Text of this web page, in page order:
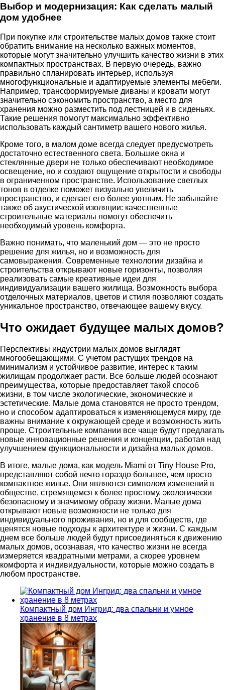
Выбор и модернизация: Как сделать малый
дом удобнее
При покупке или строительстве малых домов также стоит
обратить внимание на несколько важных моментов,
которые могут значительно улучшить качество жизни в этих
компактных пространствах. В первую очередь, важно
правильно спланировать интерьер, используя
многофункциональные и адаптируемые элементы мебели.
Например, трансформируемые диваны и кровати могут
значительно сэкономить пространство, а место для
хранения можно разместить под лестницей и в сиденьях.
Такие решения помогут максимально эффективно
использовать каждый сантиметр вашего нового жилья.
Кроме того, в малом доме всегда следует предусмотреть
достаточно естественного света. Большие окна и
стеклянные двери не только обеспечивают необходимое
освещение, но и создают ощущение открытости и свободы
в ограниченном пространстве. Использование светлых
тонов в отделке поможет визуально увеличить
пространство, и сделает его более уютным. Не забывайте
также об акустической изоляции: качественные
строительные материалы помогут обеспечить
необходимый уровень комфорта.
Важно понимать, что маленький дом — это не просто
решение для жилья, но и возможность для
самовыражения. Современные технологии дизайна и
строительства открывают новые горизонты, позволяя
реализовать самые креативные идеи для
индивидуализации вашего жилища. Возможность выбора
отделочных материалов, цветов и стиля позволяют создать
уникальное пространство, отвечающее вашему вкусу.
Что ожидает будущее малых домов?
Перспективы индустрии малых домов выглядят
многообещающими. С учетом растущих трендов на
минимализм и устойчивое развитие, интерес к таким
жилищам продолжает расти. Все больше людей осознают
преимущества, которые предоставляет такой способ
жизни, в том числе экологические, экономические и
эстетические. Малые дома становятся не просто трендом,
но и способом адаптироваться к изменяющемуся миру, где
важны внимание к окружающей среде и возможность жить
проще. Строительные компании все чаще будут предлагать
новые инновационные решения и концепции, работая над
улучшением функциональности и дизайна малых домов.
В итоге, малые дома, как модель Miami от Tiny House Pro,
представляют собой нечто гораздо большее, чем просто
компактное жилье. Они являются символом изменений в
обществе, стремящемся к более простому, экологически
безопасному и значимому образу жизни. Малые дома
открывают новые возможности не только для
индивидуального проживания, но и для сообществ, где
ценятся новые подходы к архитектуре и жизни. С каждым
днем все больше людей будут присоединяться к движению
малых домов, осознавая, что качество жизни не всегда
измеряется квадратными метрами, а скорее уровнем
комфорта и индивидуальности, которые можно создать в
любом пространстве.
Компактный дом Ингрид: два спальни и умное
хранение в 8 метрах